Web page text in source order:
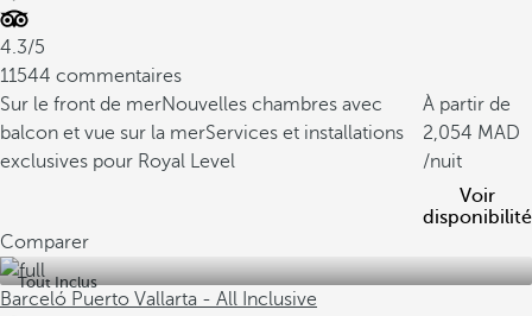
4.3/5
11544 commentaires
Sur le front de merNouvelles chambres avec
balcon et vue sur la merServices et installations
exclusives pour Royal Level
À partir de
2,054
/nuit
Voir
disponibilité
Comparer
Tout Inclus
Barceló Puerto Vallarta - All Inclusive